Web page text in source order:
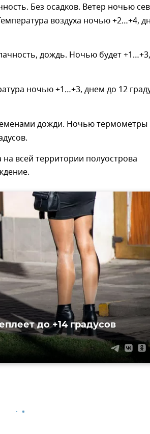
Без осадков. Ветер ночью
воздуха ночью +2…+4,
дождь. Ночью будет +1…+3,
ночью +1…+3, днем до 12
дожди. Ночью термометры
всей территории полуострова
до +14 градусов